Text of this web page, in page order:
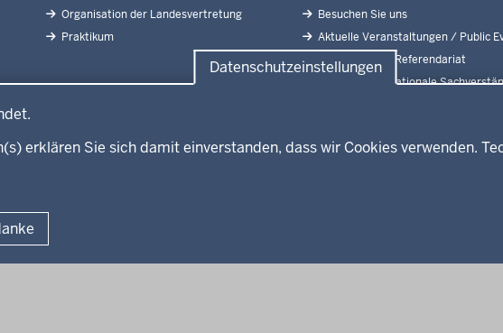
Datenschutzeinstellungen
erklären Sie sich damit einverstanden, dass wir Cookies verwenden.
Organisation der Landesvertretung
Praktikum
Besuchen Sie uns
Aktuelle Veranstaltungen / Public
Praktikum und Referendariat
Abgeordnete Nationale